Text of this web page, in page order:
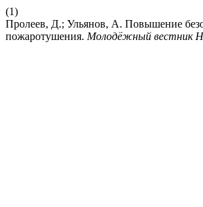
(1)
Пролеев, Д.; Ульянов, А. Повышение
пожаротушения. Молодёжный вестник